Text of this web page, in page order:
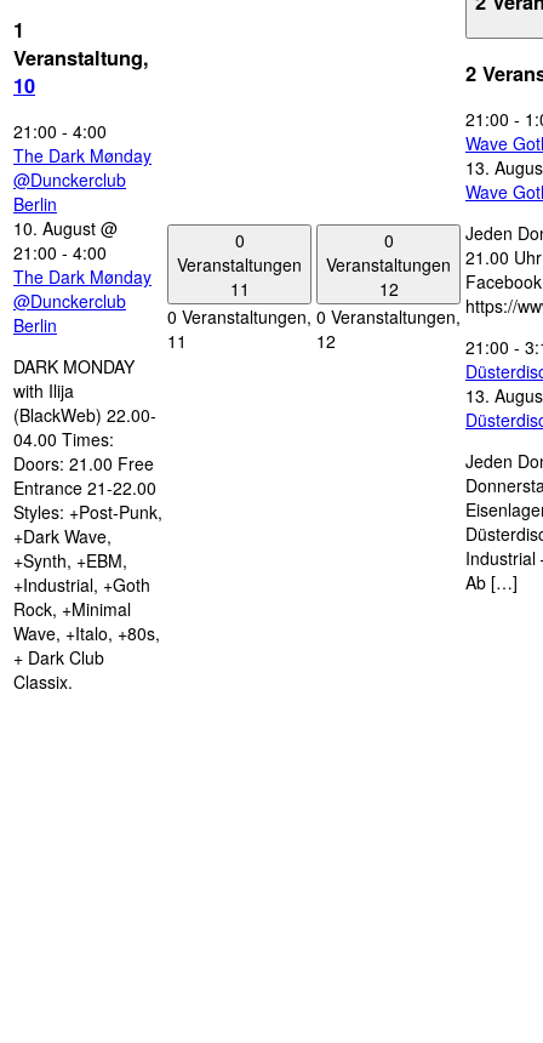
1
Veranstaltung,
10
21:00 - 4:00
The Dark Mønday
@Dunckerclub
Berlin
10. August @
21:00 - 4:00
The Dark Mønday
@Dunckerclub
Berlin
DARK MONDAY
with Ilija
(BlackWeb) 22.00-
04.00 Times:
Doors: 21.00 Free
Entrance 21-22.00
Styles: +Post-Punk,
+Dark Wave,
+Synth, +EBM,
+Industrial, +Goth
Rock, +Minimal
Wave, +Italo, +80s,
+ Dark Club
Classix.
0
Veranstaltungen
11
0 Veranstaltungen,
11
0
Veranstaltungen
12
0 Veranstaltungen,
12
2
21:00 -
Wave
13.
Wave
Jeden
21.00
https://
21:00 -
13.
Jeden
Industrial
Ab […]